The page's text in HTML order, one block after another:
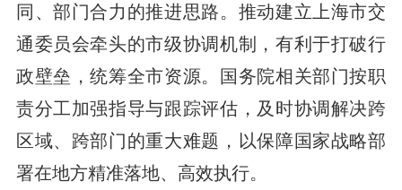
同、部门合力的推进思路。推动建立上海市交
通委员会牵头的市级协调机制，有利于打破行
政壁垒，统筹全市资源。国务院相关部门按职
责分工加强指导与跟踪评估，及时协调解决跨
区域、跨部门的重大难题，以保障国家战略部
署在地方精准落地、高效执行。